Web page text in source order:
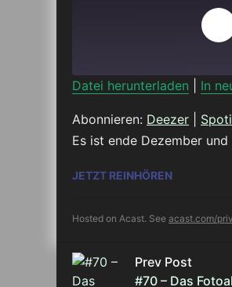
RSS FEED
LINK
EMBED
Datei herunterladen In
Abonnieren: Deezer
Es ist ende Dezember
JETZT REINHÖREN#71 –
Hosted on Acast. See acast.com/
Prev Post
#70 – Das